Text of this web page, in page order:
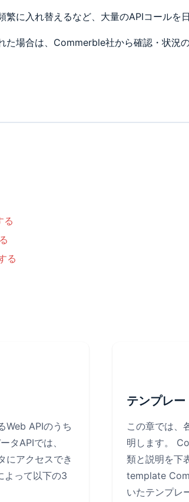
に入れ替えるなど、大量のAPIコールを
た場合は、Commerble社から確認・状況
る
る
Web APIのうち
タAPIでは、
にアクセスでき
よって以下の3
テンプレー
この章では、
明します。
類と説明を下
template
いたテンプレ